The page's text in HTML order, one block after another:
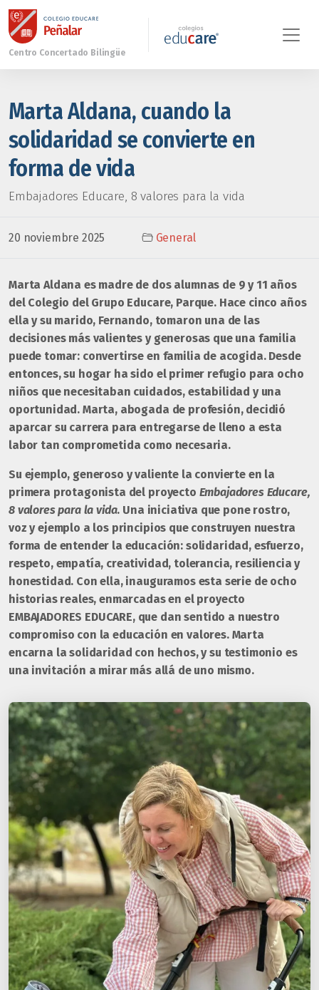
Marta Aldana, cuando la
solidaridad se convierte en
forma de vida
Embajadores Educare, 8 valores para la vida
20 noviembre 2025 General
Marta Aldana es madre de dos alumnas de 9 y 11 años
del Colegio del Grupo Educare, Parque. Hace cinco años
ella y su marido, Fernando, tomaron una de las
decisiones más valientes y generosas que una familia
puede tomar: convertirse en familia de acogida. Desde
entonces, su hogar ha sido el primer refugio para ocho
niños que necesitaban cuidados, estabilidad y una
oportunidad. Marta, abogada de profesión, decidió
aparcar su carrera para entregarse de lleno a esta
labor tan comprometida como necesaria.
Su ejemplo, generoso y valiente la convierte en la
primera protagonista del proyecto Embajadores Educare,
8 valores para la vida. Una iniciativa que pone rostro,
voz y ejemplo a los principios que construyen nuestra
forma de entender la educación: solidaridad, esfuerzo,
respeto, empatía, creatividad, tolerancia, resiliencia y
honestidad. Con ella, inauguramos esta serie de ocho
historias reales, enmarcadas en el proyecto
EMBAJADORES EDUCARE, que dan sentido a nuestro
compromiso con la educación en valores. Marta
encarna la solidaridad con hechos, y su testimonio es
una invitación a mirar más allá de uno mismo.